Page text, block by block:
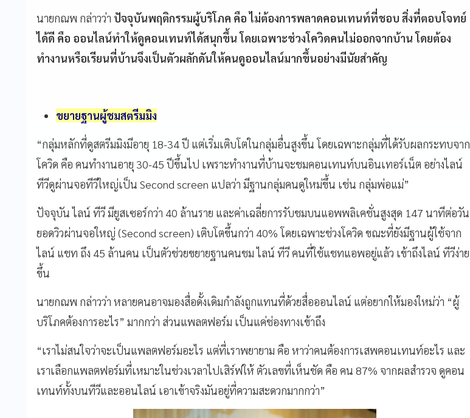
นายกณพ กล่าวว่า ปัจจุบันพฤติกรรมผู้บริโภค คือ ไม่ต้องการพลาดคอนเทนท์ที่ชอบ สิ่งที่ตอบโจทย์
ได้ดี คือ ออนไลน์ทำให้ดูคอนเทนท์ได้สนุกขึ้น โดยเฉพาะช่วงโควิดคนไม่ออกจากบ้าน โดยต้อง
ทำงานหรือเรียนที่บ้านจึงเป็นตัวผลักดันให้คนดูออนไลน์มากขึ้นอย่างมีนัยสำคัญ
ขยายฐานผู้ชมสตรีมมิง
“กลุ่มหลักที่ดูสตรีมมิงมีอายุ 18-34 ปี แต่เริ่มเติบโตในกลุ่มอื่นสูงขึ้น โดยเฉพาะกลุ่มที่ได้รับผลกระทบจาก
โควิด คือ คนทำงานอายุ 30-45 ปีขึ้นไป เพราะทำงานที่บ้านจะชมคอนเทนท์บนอินเทอร์เน็ต อย่างไลน์
ทีวีดูผ่านจอทีวีใหญ่เป็น Second screen แปลว่า มีฐานกลุ่มคนดูใหม่ขึ้น เช่น กลุ่มพ่อแม่”
ปัจจุบัน ไลน์ ทีวี มียูสเซอร์กว่า 40 ล้านราย และค่าเฉลี่ยการรับชมบนแอพพลิเคชั่นสูงสุด 147 นาทีต่อวัน
ยอดวิวผ่านจอใหญ่ (Second screen) เติบโตขึ้นกว่า 40% โดยเฉพาะช่วงโควิด ขณะที่ยังมีฐานผู้ใช้จาก
ไลน์ แชท ถึง 45 ล้านคน เป็นตัวช่วยขยายฐานคนชม ไลน์ ทีวี คนที่ใช้แชทแอพอยู่แล้ว เข้าถึงไลน์ ทีวีง่าย
ขึ้น
นายกณพ กล่าวว่า หลายคนอาจมองสื่อดั้งเดิมกำลังถูกแทนที่ด้วยสื่อออนไลน์ แต่อยากให้มองใหม่ว่า “ผู้
บริโภคต้องการอะไร” มากกว่า ส่วนแพลตฟอร์ม เป็นแค่ช่องทางเข้าถึง
“เราไม่สนใจว่าจะเป็นแพลตฟอร์มอะไร แต่ที่เราพยายาม คือ หาว่าคนต้องการเสพคอนเทนท์อะไร และ
เราเลือกแพลตฟอร์มที่เหมาะในช่วงเวลาไปเสิร์ฟให้ ตัวเลขที่เห็นชัด คือ คน 87% จากผลสำรวจ ดูคอน
เทนท์ทั้งบนทีวีและออนไลน์ เอาเข้าจริงมันอยู่ที่ความสะดวกมากกว่า”